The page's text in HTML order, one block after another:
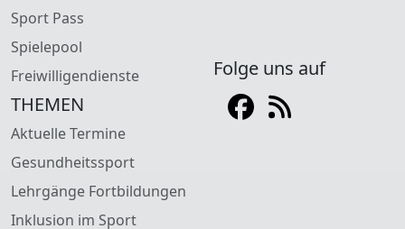
Sport Pass
Spielepool
Freiwilligendienste
THEMEN
Aktuelle Termine
Gesundheitssport
Lehrgänge Fortbildungen
Inklusion im Sport
Folge uns auf